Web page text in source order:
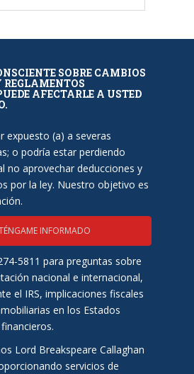
SOBRE CAMBIOS
REGLAMENTOS
AFECTARLE A USTED
expuesto (a) a severas
o podría estar perdiendo
no aprovechar deducciones y
por la ley. Nuestro objetivo es
INFORMADO
5811 para preguntas sobre
nacional e internacional,
el IRS, implicaciones fiscales
en los Estados
Lord Breakspeare Callaghan
servicios de